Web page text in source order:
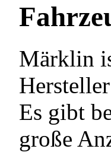
Märklin
Es gibt
große